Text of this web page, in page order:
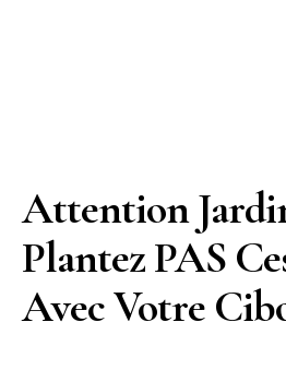
Attention
Plantez PAS
Avec Votre